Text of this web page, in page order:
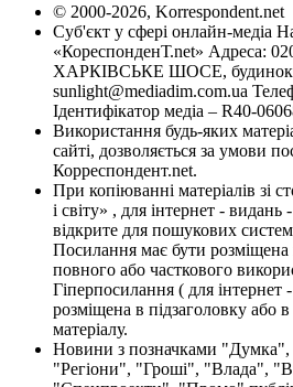
© 2000-2026, Korrespondent.net
Суб'єкт у сфері онлайн-медіа
«КореспонденТ.net» Адреса:
ХАРКІВСЬКЕ ШОСЕ, будинок
sunlight@mediadim.com.ua
Ідентифікатор медіа – R40-
Використання будь-яких
сайті, дозволяється за умови
Корреспондент.net.
При копіюванні матеріалів зі
і світу» , для інтернет - видань
відкрите для пошукових
Посилання має бути розміщена
повного або часткового
Гіперпосилання ( для
розміщена в підзаголовку або
матеріалу.
Новини з позначками "Думка",
"Регіони", "Гроші", "Влада",